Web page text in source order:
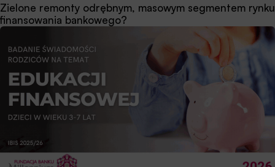
Zielone remonty odrębnym, masowym segmentem rynku
finansowania bankowego?